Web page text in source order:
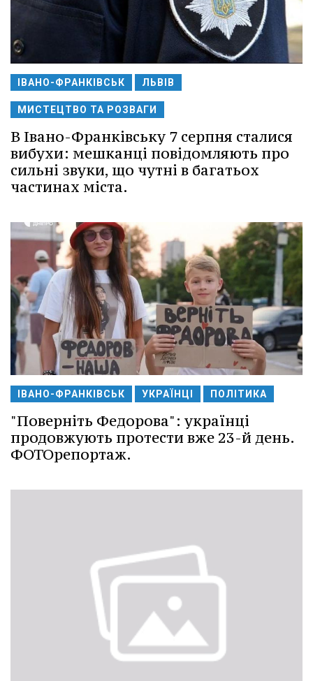
ІВАНО-ФРАНКІВСЬК ЛЬВІВ
МИСТЕЦТВО ТА РОЗВАГИ
В Івано-Франківську 7 серпня сталися
вибухи: мешканці повідомляють про
сильні звуки, що чутні в багатьох
частинах міста.
ІВАНО-ФРАНКІВСЬК УКРАЇНЦІ ПОЛІТИКА
"Поверніть Федорова": українці
продовжують протести вже 23-й день.
ФОТОрепортаж.